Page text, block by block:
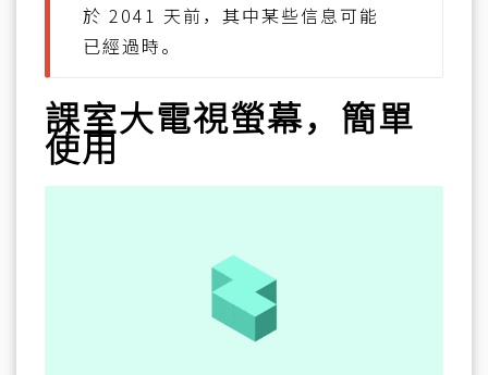
於 2041 天前，其中某些信息可能
已經過時。
課室大電視螢幕，簡單
使用